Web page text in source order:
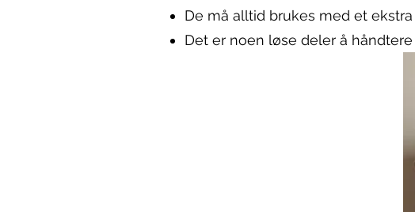
De må alltid brukes med et
Det er noen løse deler å